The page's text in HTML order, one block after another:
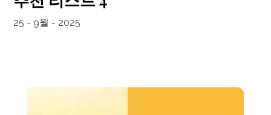
25 - 9월 - 2025